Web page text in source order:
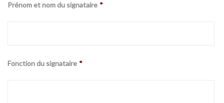
Prénom et nom du signataire *
Fonction du signataire *